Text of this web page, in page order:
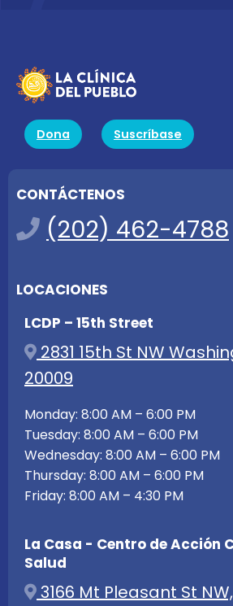
Dona Suscríbase
CONTÁCTENOS
(202) 462-4788
LOCACIONES
LCDP – 15th Street
2831 15th St NW
20009
Monday: 8:00 AM – 6:00 PM
Tuesday: 8:00 AM – 6:00 PM
Wednesday: 8:00 AM – 6:00 PM
Thursday: 8:00 AM – 6:00 PM
Friday: 8:00 AM – 4:30 PM
La Casa - Centro de Acción
Salud
3166 Mt Pleasant St NW,